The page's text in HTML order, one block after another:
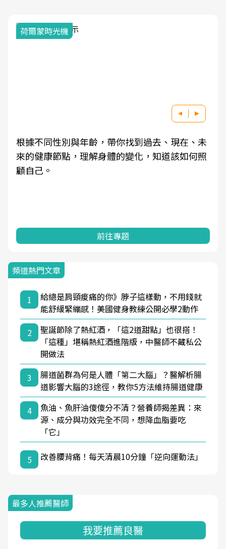
荷爾蒙時光機
根據不同性別與年齡，帶你找到過去、現在、未
來的健康節點，理解身體的變化，知道該如何照
顧自己。
前往專題
頻道熱門文章
1
給總是肩頸痠痛的你》脖子這樣動，不用錢就
能舒緩緊繃感！美國健身教練公開必學2動作
2
聖誕節除了熱紅酒，「這2道甜點」也很搭！
「這種」堪稱熱紅酒進階版，中醫師不藏私公
開做法
3
腸道菌群為何是人體「第二大腦」？醫解析腸
道影響大腦的3途徑，教你5方法維持腸道健康
4
魚油、魚肝油傻傻分不清？營養師揭差異：來
源、成分與功效完全不同，想降血脂要吃
「它」
5 改善腰背痛！每天清晨10分鐘「逆向運動法」
最多人推薦醫師
我要推薦良醫